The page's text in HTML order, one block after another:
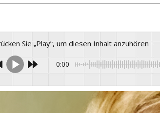
Sie „Play“, um diesen Inhalt anzuhören
0:00